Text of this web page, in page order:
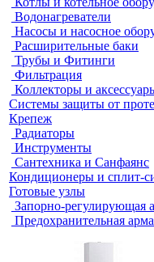
Водонагреватели
Насосы и насосное
Расширительные баки
Трубы и Фитинги
Фильтрация
Коллекторы и
Системы защиты от
Крепеж
Радиаторы
Инструменты
Сантехника и Санфаянс
Кондиционеры и сплит-
Готовые узлы
Запорно-регулирующая
Предохранительная